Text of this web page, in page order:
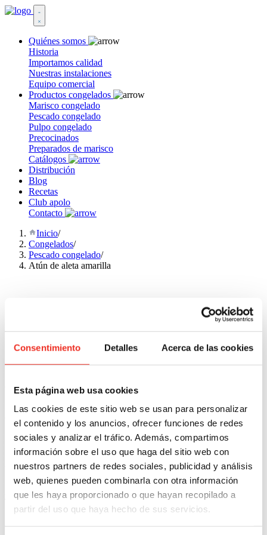
Consentimiento Detalles Acerca de las cookies
Esta página web usa cookies
Las cookies de este sitio web se usan para personalizar
el contenido y los anuncios, ofrecer funciones de redes
sociales y analizar el tráfico. Además, compartimos
información sobre el uso que haga del sitio web con
nuestros partners de redes sociales, publicidad y análisis
web, quienes pueden combinarla con otra información
que les haya proporcionado o que hayan recopilado a
partir del uso que haya hecho de sus servicios.
Quiénes somos
Historia
Importamos calidad
Nuestras instalaciones
Equipo comercial
Productos congelados
Marisco congelado
Pescado congelado
Pulpo congelado
Precocinados
Preparados de marisco
Catálogos
Distribución
Blog
Recetas
Club apolo
Contacto
Inicio/
Congelados/
Pescado congelado/
Atún de aleta amarilla
Atún de aleta amarilla
congelado que le presentas a tus clientes.
El atún de aleta amarilla es un producto muy demandado que se
caracteriza por ser la segunda variedad de atún más demandada.
Descubre todos los beneficios de este tipo deatún.
Explora las opciones
Ventresca sin piel 100% limpio|Lomo sin piel 100% limpio apolo
Formato
Al peso
Tamaño
Único